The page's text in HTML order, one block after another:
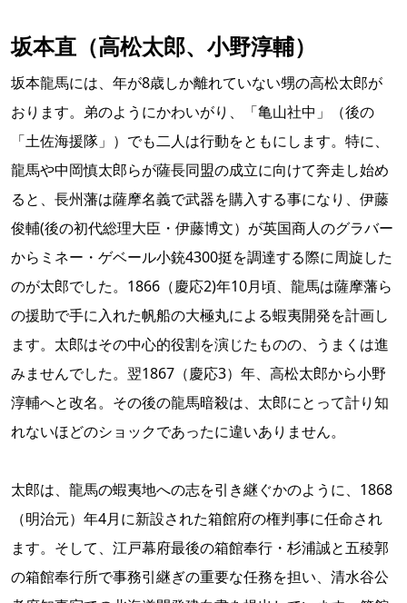
坂本直（高松太郎、小野淳輔）
坂本龍馬には、年が8歳しか離れていない甥の高松太郎が
おります。弟のようにかわいがり、「亀山社中」（後の
「土佐海援隊」）でも二人は行動をともにします。特に、
龍馬や中岡慎太郎らが薩長同盟の成立に向けて奔走し始め
ると、長州藩は薩摩名義で武器を購入する事になり、伊藤
俊輔(後の初代総理大臣・伊藤博文）が英国商人のグラバー
からミネー・ゲベール小銃4300挺を調達する際に周旋した
のが太郎でした。1866（慶応2)年10月頃、龍馬は薩摩藩ら
の援助で手に入れた帆船の大極丸による蝦夷開発を計画し
ます。太郎はその中心的役割を演じたものの、うまくは進
みませんでした。翌1867（慶応3）年、高松太郎から小野
淳輔へと改名。その後の龍馬暗殺は、太郎にとって計り知
れないほどのショックであったに違いありません。
太郎は、龍馬の蝦夷地への志を引き継ぐかのように、1868
（明治元）年4月に新設された箱館府の権判事に任命され
ます。そして、江戸幕府最後の箱館奉行・杉浦誠と五稜郭
の箱館奉行所で事務引継ぎの重要な任務を担い、清水谷公